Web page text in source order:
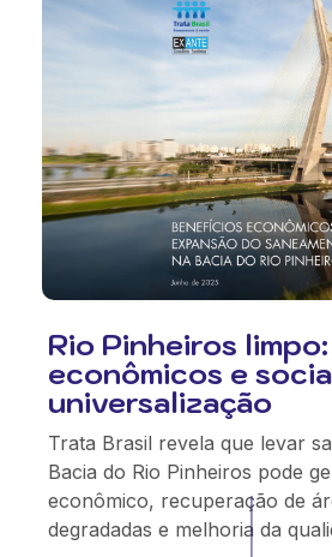
Rio Pinheiros
econômicos e
universalização
Trata Brasil revela que levar
Bacia do Rio Pinheiros pode
econômico, recuperação de
degradadas e melhoria da